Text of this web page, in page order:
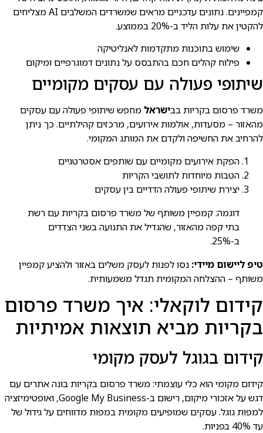
קמפיינים. נתונים עדכניים מראים שמשרדים המשלבים AI מצליחים
להקטין את עלות הליד ב-20% בממוצע.
שימוש בתוכנות מתקדמות לאנליטיקה
פילוח קהלים חכם בהתבסס על נתונים דמוגרפיים ומיקום
שיתופי פעולה עם עסקים מקומיים
משרד פרסום בקריות בבישראל מחפש שיתופי פעולה עם עסקים
מהאזור – מסעדות, אולמות אירועים, מרכזים קהילתיים. כך ניתן
להרחיב את החשיפה ולקדם את המותג המקומי.
הפקת אירועים מקומיים עם שותפים אסטרטגיים
הטבות מיוחדות לתושבי הקריות
יצירת שיתופי פעולה הדדיים בין עסקים
דוגמה: קמפיין משותף של משרד פרסום בקריות עם רשת
בתי קפה מהאזור, שהגדיל את התנועה בשני הצדדים
ב-25%.
טיפ ליישום מיידי: נסו לפנות לעסק משלים באזור ולהציע קמפיין
משותף – ההצלחה המקומית תגדל משמעותית.
קידום לוקאלי: איך משרד פרסום
בקריות מביא תוצאות אמיתיות
קידום בגוגל לעסק מקומי
קידום מקומי הוא כלי עוצמתי: משרד פרסום בקריות בונה אתרים עם
דגש על אזכורי מיקום, רישום ב-Google My Business, ואופטימיזציה
למפות גוגל. עסקים שמופיעים מקומית במפות מדווחים על גידול של
עד 40% בפניות.